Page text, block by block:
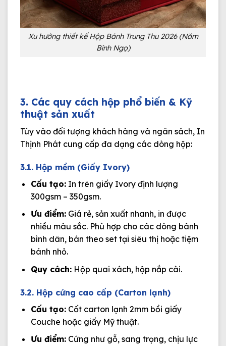
Xu hướng thiết kế Hộp Bánh Trung Thu 2026 (Năm
Bính Ngọ)
3. Các quy cách hộp phổ biến & Kỹ
thuật sản xuất
Tùy vào đối tượng khách hàng và ngân sách, In
Thịnh Phát cung cấp đa dạng các dòng hộp:
3.1. Hộp mềm (Giấy Ivory)
Cấu tạo:In trên giấy Ivory định lượng
300gsm – 350gsm.
Ưu điểm:Giá rẻ, sản xuất nhanh, in được
nhiều màu sắc. Phù hợp cho các dòng bánh
bình dân, bán theo set tại siêu thị hoặc tiệm
bánh nhỏ.
Quy cách:Hộp quai xách, hộp nắp cài.
3.2. Hộp cứng cao cấp (Carton lạnh)
Cấu tạo:Cốt carton lạnh 2mm bồi giấy
Couche hoặc giấy Mỹ thuật.
Ưu điểm:Cứng như gỗ, sang trọng, chịu lực